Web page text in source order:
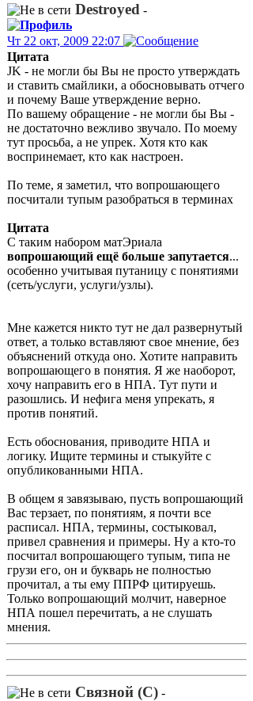
Destroyed -
Чт 22 окт, 2009 22:07
Цитата
JK - не могли бы Вы не просто утверждать
и ставить смайлики, а обосновывать отчего
и почему Ваше утверждение верно.
По вашему обращение - не могли бы Вы -
не достаточно вежливо звучало. По моему
тут просьба, а не упрек. Хотя кто как
воспринемает, кто как настроен.
По теме, я заметил, что вопрошающего
посчитали тупым разобраться в терминах
Цитата
С таким набором матЭриала
вопрошающий ещё больше запутается...
особенно учитывая путаницу с понятиями
(сеть/услуги, услуги/узлы).
Мне кажется никто тут не дал развернутый
ответ, а только вставляют свое мнение, без
объяснений откуда оно. Хотите направить
вопрошающего в понятия. Я же наоборот,
хочу направить его в НПА. Тут пути и
разошлись. И нефига меня упрекать, я
против понятий.
Есть обоснования, приводите НПА и
логику. Ищите термины и стыкуйте с
опубликованными НПА.
В общем я завязываю, пусть вопрошающий
Вас терзает, по понятиям, я почти все
расписал. НПА, термины, состыковал,
привел сравнения и примеры. Ну а кто-то
посчитал вопрошающего тупым, типа не
грузи его, он и букварь не полностью
прочитал, а ты ему ППРФ цитируешь.
Только вопрошающий молчит, наверное
НПА пошел перечитать, а не слушать
мнения.
Связной (С) -